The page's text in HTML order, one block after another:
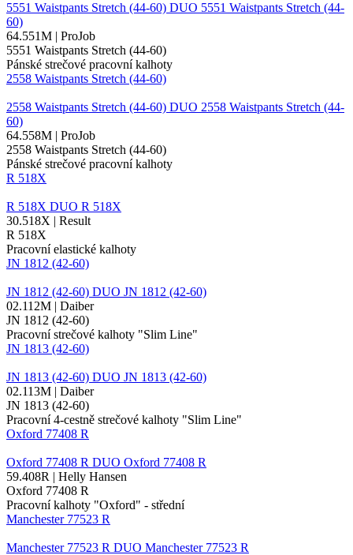
5551 Waistpants Stretch (44-60) DUO 5551 Waistpants Stretch (44-
60)
64.551M | ProJob
5551 Waistpants Stretch (44-60)
Pánské strečové pracovní kalhoty
2558 Waistpants Stretch (44-60)
2558 Waistpants Stretch (44-60) DUO 2558 Waistpants Stretch (44-
60)
64.558M | ProJob
2558 Waistpants Stretch (44-60)
Pánské strečové pracovní kalhoty
R 518X
R 518X DUO R 518X
30.518X | Result
R 518X
Pracovní elastické kalhoty
JN 1812 (42-60)
JN 1812 (42-60) DUO JN 1812 (42-60)
02.112M | Daiber
JN 1812 (42-60)
Pracovní strečové kalhoty "Slim Line"
JN 1813 (42-60)
JN 1813 (42-60) DUO JN 1813 (42-60)
02.113M | Daiber
JN 1813 (42-60)
Pracovní 4-cestně strečové kalhoty "Slim Line"
Oxford 77408 R
Oxford 77408 R DUO Oxford 77408 R
59.408R | Helly Hansen
Oxford 77408 R
Pracovní kalhoty "Oxford" - střední
Manchester 77523 R
Manchester 77523 R DUO Manchester 77523 R